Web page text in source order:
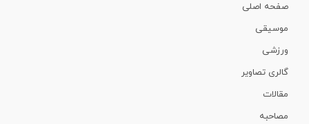
صفحه اصلی
موسیقی
ورزشی
گالری تصاویر
مقالات
مصاحبه